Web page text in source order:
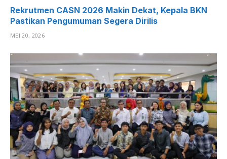
Rekrutmen CASN 2026 Makin Dekat, Kepala BKN
Pastikan Pengumuman Segera Dirilis
MEI 20, 2026